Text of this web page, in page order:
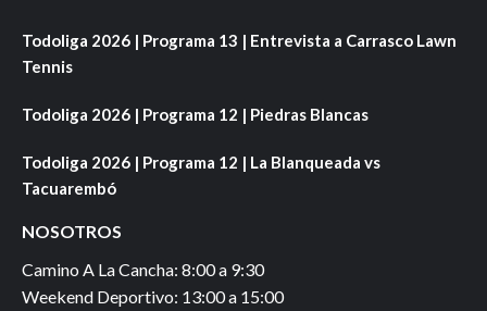
Todoliga 2026 | Programa 13 | Entrevista a Carrasco Lawn
Tennis
Todoliga 2026 | Programa 12 | Piedras Blancas
Todoliga 2026 | Programa 12 | La Blanqueada vs
Tacuarembó
NOSOTROS
Camino A La Cancha: 8:00 a 9:30
Weekend Deportivo: 13:00 a 15:00